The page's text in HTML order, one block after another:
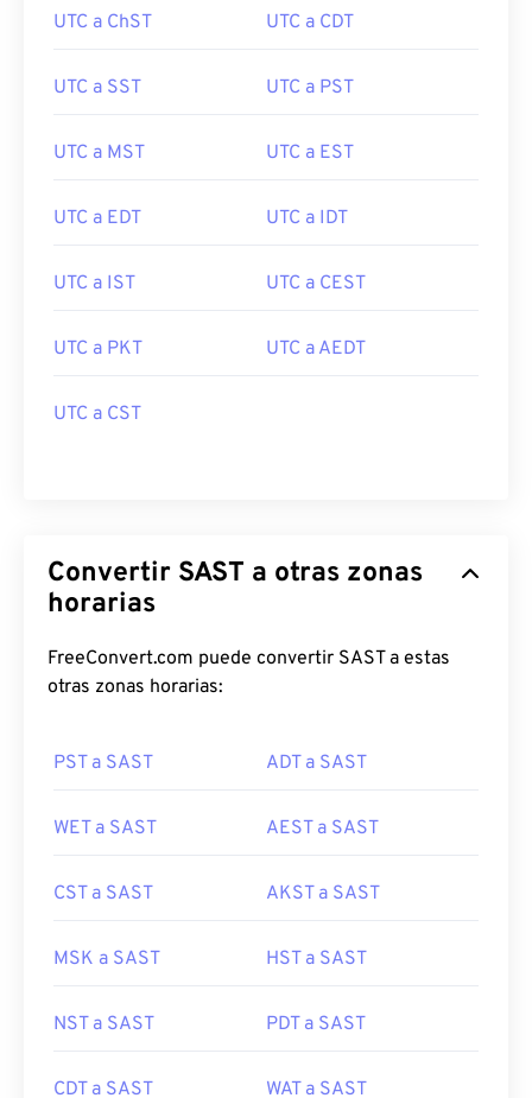
UTC a ChST UTC a CDT
UTC a SST UTC a PST
UTC a MST UTC a EST
UTC a EDT UTC a IDT
UTC a IST UTC a CEST
UTC a PKT UTC a AEDT
UTC a CST
Convertir SAST a otras zonas
horarias
FreeConvert.com puede convertir SAST a estas
otras zonas horarias:
PST a SAST ADT a SAST
WET a SAST AEST a SAST
CST a SAST AKST a SAST
MSK a SAST HST a SAST
NST a SAST PDT a SAST
CDT a SAST WAT a SAST